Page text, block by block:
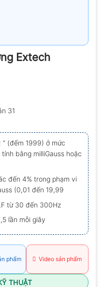
Extech
31
” (đếm 1999) ở mức
bằng milliGauss hoặc
đến 4% trong phạm vi
(0,01 đến 19,99
từ 30 đến 300Hz
lần mỗi giây
phẩm Video sản phẩm
THUẬT